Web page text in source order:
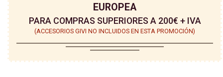
EUROPEA
PARA COMPRAS SUPERIORES A 200€ + IVA
(ACCESORIOS GIVI NO INCLUIDOS EN ESTA PROMOCIÓN)